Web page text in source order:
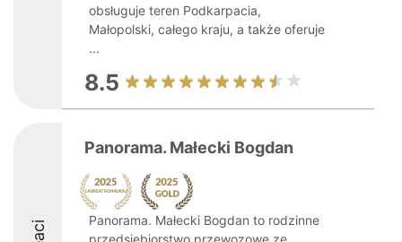
obsługuje teren Podkarpacia,
Małopolski, całego kraju, a także oferuje
...
8.5
Panorama. Małecki Bogdan
Panorama. Małecki Bogdan to rodzinne
przedsiębiorstwo przewozowe ze